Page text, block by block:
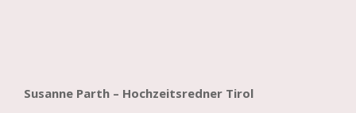
Susanne Parth – Hochzeitsredner Tirol